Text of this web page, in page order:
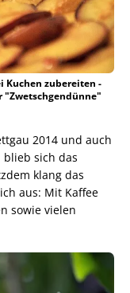
Kuchen zubereiten -
"Zwetschgendünne"
2014 und auch
blieb sich das
klang das
aus: Mit Kaffee
sowie vielen